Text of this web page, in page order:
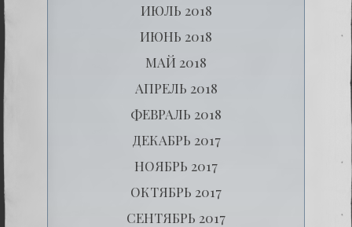
ИЮЛЬ 2018
ИЮНЬ 2018
МАЙ 2018
АПРЕЛЬ 2018
ФЕВРАЛЬ 2018
ДЕКАБРЬ 2017
НОЯБРЬ 2017
ОКТЯБРЬ 2017
СЕНТЯБРЬ 2017